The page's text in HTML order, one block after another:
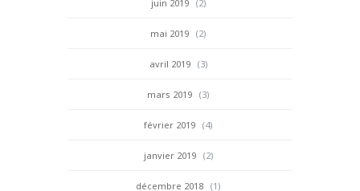
juin 2019 (2)
mai 2019 (2)
avril 2019 (3)
mars 2019 (3)
février 2019 (4)
janvier 2019 (2)
décembre 2018 (1)